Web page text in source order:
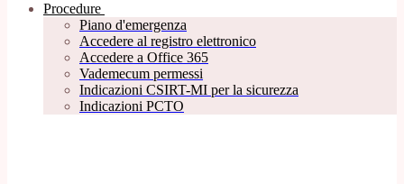
Procedure
Piano d'emergenza
Accedere al registro elettronico
Accedere a Office 365
Vademecum permessi
Indicazioni CSIRT-MI per la sicurezza
Indicazioni PCTO